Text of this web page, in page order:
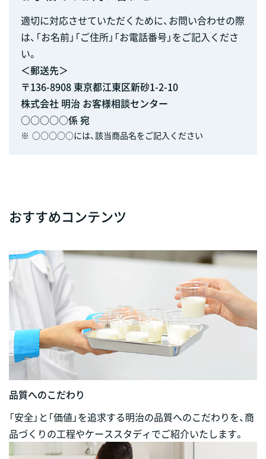
適切に対応させていただくために、お問い合わせの際
は、「お名前」「ご住所」「お電話番号」をご記入くださ
い。
＜郵送先＞
〒136-8908 東京都江東区新砂1-2-10
株式会社 明治 お客様相談センター
○○○○○係 宛
※ ○○○○○には、該当商品名をご記入ください
おすすめコンテンツ
品質へのこだわり
「安全」と「価値」を追求する明治の品質へのこだわりを、商
品づくりの工程やケーススタディでご紹介いたします。